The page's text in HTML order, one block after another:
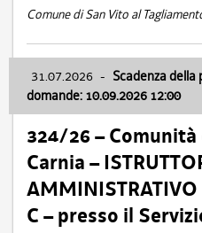
Comune di San Vito al
31.07.2026 - Scadenza
domande: 10.09.2026 12:00
324/26 –
Carnia –
AMMINISTRATIVO
C – presso il